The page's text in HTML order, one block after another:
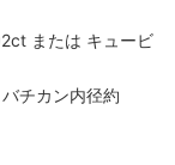
または キュービ
チカン内径約